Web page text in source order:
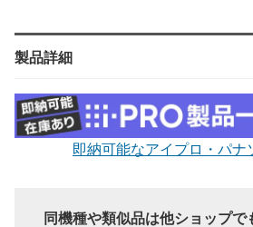
製品詳細
即納可能なアイプロ・パナ
同機種や類似品は他ショップで